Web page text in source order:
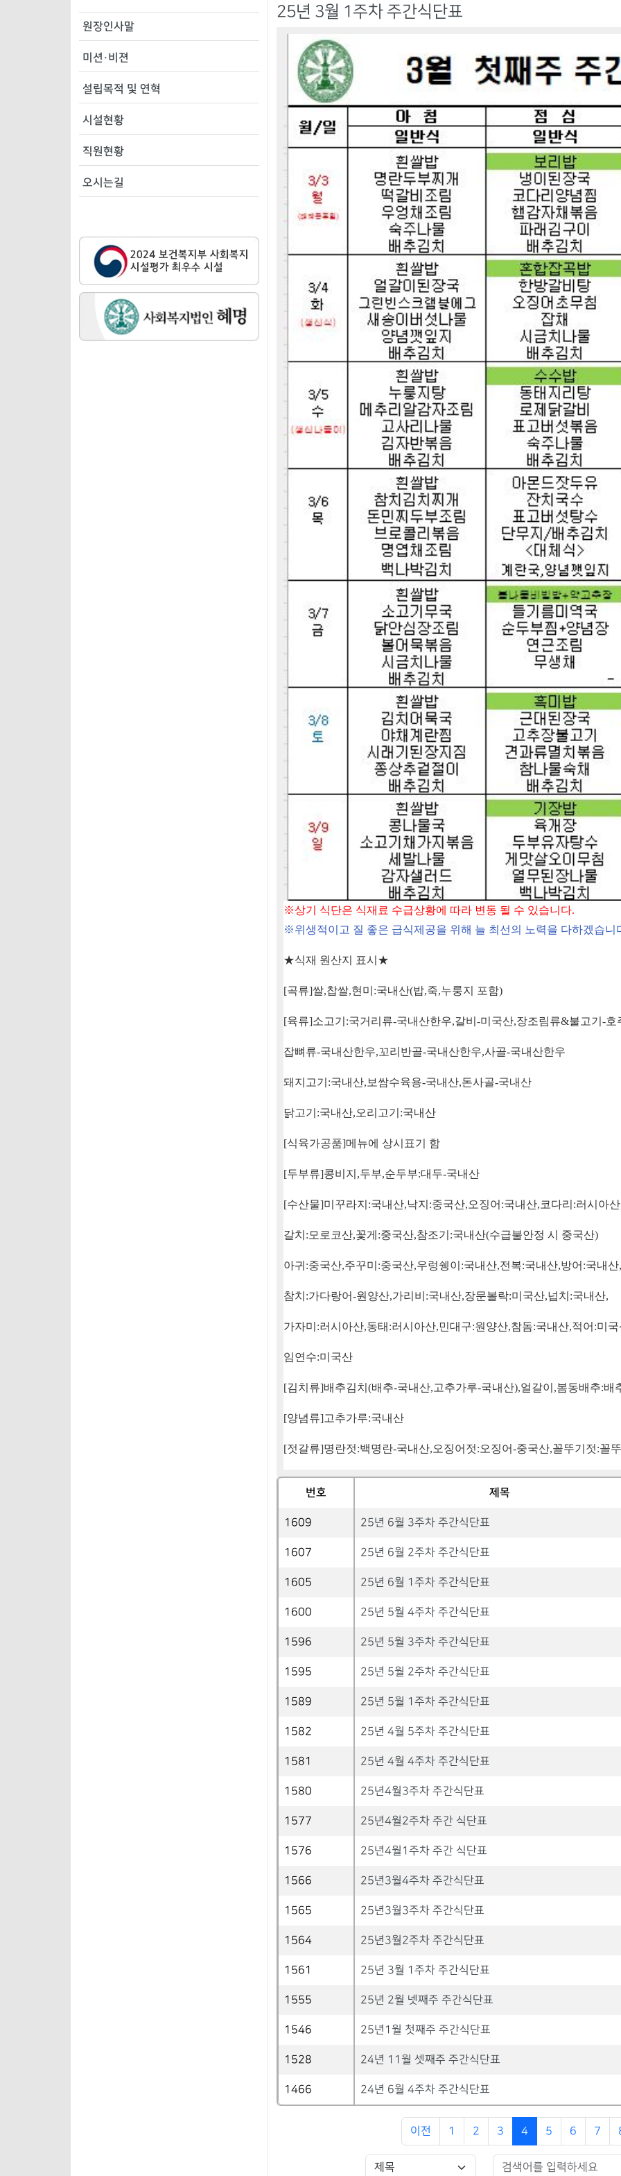
원장인사말
미션·비젼
설립목적 및 연혁
시설현황
직원현황
오시는길
25년 3월 1주차 주간식단표
※상기 식단은 식재료 수급상황에 따라 변동 될 수 있습니다.
※위생적이고 질 좋은 급식제공을 위해 늘 최선의 노력을 다하겠습니
★식재 원산지 표시 ★
[곡류]쌀,찹쌀,현미 :국내산(밥,죽,누룽지 포함)
[육류]소고기 :국거리류-국내산한우,갈비 -미국산,장조림류&불고기 -호
잡뼈류-국내산한우,꼬리반골-국내산한우,사골-국내산한우
돼지고기 :국내산, 보쌈수육용-국내산,돈사골-국내산
닭고기 :국내산,오리고기 :국내산
[식육가공품]메뉴에 상시표기 함
[두부류]콩비지 ,두부,순두부:대두-국내산
[수산물]미꾸라지 :국내산,낙지 :중국산,오징어 :국내산,코다리 :러시아산
갈치 : 모로코산,꽃게 :중국산,참조기 :국내산(수급불안정 시 중국산)
아귀 :중국산,주꾸미 :중국산,우렁쉥이 :국내산,전복:국내산,방어 :국내산,
참치 :가다랑어-원양산,가리비 :국내산,장문볼락:미국산,넙치 :국내산,
가자미 :러시아산,동태 :러시아산,민대구:원양산,참돔:국내산,적어 :미
임연수:미국산
[김치류]배추김치 (배추-국내산,고추가루-국내산),얼갈이 ,봄동배추:배
[양념류]고추가루:국내산
[젓갈류]명란젓:백명란-국내산,오징어젓:오징어-중국산,꼴뚜기젓:꼴
번호 제목
1609 25년 6월 3주차 주간식단표
1607 25년 6월 2주차 주간식단표
1605 25년 6월 1주차 주간식단표
1600 25년 5월 4주차 주간식단표
1596 25년 5월 3주차 주간식단표
1595 25년 5월 2주차 주간식단표
1589 25년 5월 1주차 주간식단표
1582 25년 4월 5주차 주간식단표
1581 25년 4월 4주차 주간식단표
1580 25년4월3주차 주간식단표
1577 25년4월2주차 주간 식단표
1576 25년4월1주차 주간 식단표
1566 25년3월4주차 주간식단표
1565 25년3월3주차 주간식단표
1564 25년3월2주차 주간식단표
1561 25년 3월 1주차 주간식단표
1555 25년 2월 넷째주 주간식단표
1546 25년1월 첫째주 주간식단표
1528 24년 11월 셋째주 주간식단표
1466 24년 6월 4주차 주간식단표
이전 1 2 3 4 5 6 7